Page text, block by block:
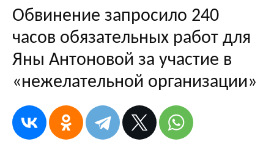
Обвинение запросило 240
часов обязательных работ для
Яны Антоновой за участие в
«нежелательной организации»